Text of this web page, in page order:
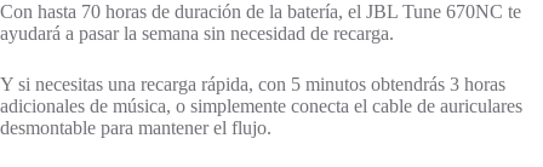
Con hasta 70 horas de duración de la batería, el JBL Tune 670NC te
ayudará a pasar la semana sin necesidad de recarga.
Y si necesitas una recarga rápida, con 5 minutos obtendrás 3 horas
adicionales de música, o simplemente conecta el cable de auriculares
desmontable para mantener el flujo.